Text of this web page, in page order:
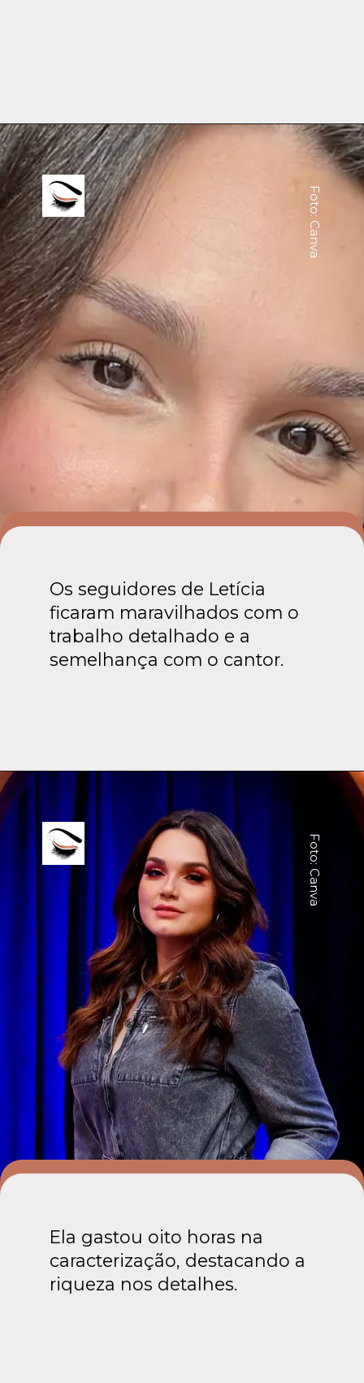
Os seguidores de Letícia
ficaram maravilhados com o
trabalho detalhado e a
semelhança com o cantor.
Foto: Canva
Ela gastou oito horas na
caracterização, destacando a
riqueza nos detalhes.
Foto: Canva